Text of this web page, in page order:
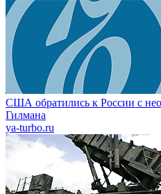
США обратились к России с
Гилмана
ya-turbo.ru